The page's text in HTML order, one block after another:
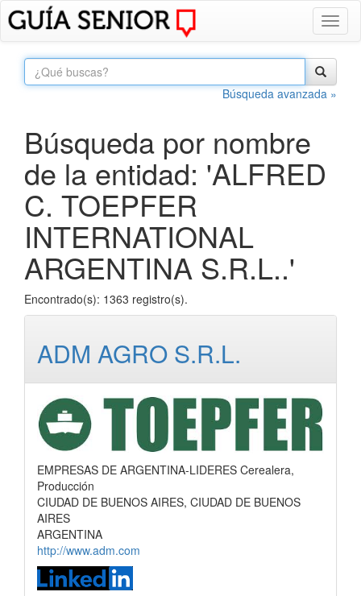
Búsqueda avanzada »
Búsqueda por nombre
de la entidad: 'ALFRED
C. TOEPFER
INTERNATIONAL
ARGENTINA S.R.L..'
Encontrado(s): 1363 registro(s).
ADM AGRO S.R.L.
EMPRESAS DE ARGENTINA-LIDERES Cerealera,
Producción
CIUDAD DE BUENOS AIRES, CIUDAD DE BUENOS
AIRES
ARGENTINA
http://www.adm.com